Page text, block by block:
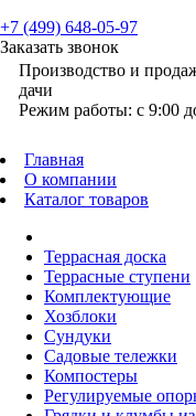
+7 (499) 648-05-97
Заказать звонок
Производство и
дачи
Режим работы: с 9:00
Главная
О компании
Каталог товаров
Террасная доска
Террасные ступени
Комплектующие
Хозблоки
Сундуки
Садовые тележки
Компостеры
Регулируемые